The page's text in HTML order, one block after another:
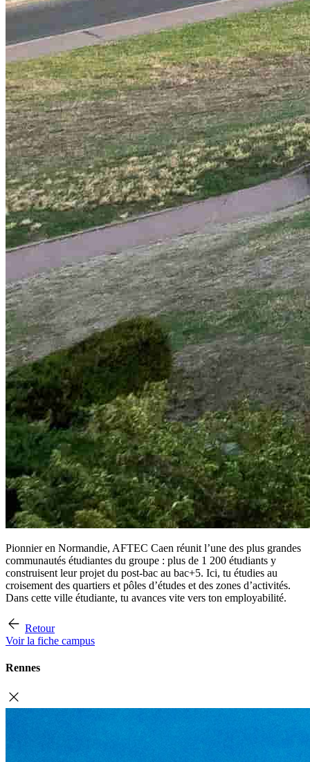
Pionnier en Normandie, AFTEC Caen réunit l’une des plus grandes
communautés étudiantes du groupe : plus de 1 200 étudiants y
construisent leur projet du post-bac au bac+5. Ici, tu étudies au
croisement des quartiers et pôles d’études et des zones d’activités.
Dans cette ville étudiante, tu avances vite vers ton employabilité.
Retour
Voir la fiche campus
Rennes